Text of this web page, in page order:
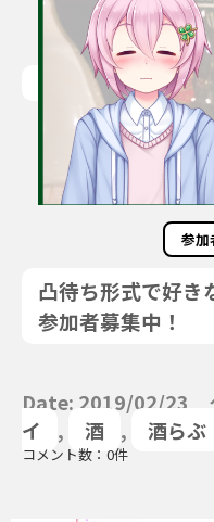
参加
凸待ち形式で好き
参加者募集中！
Date: 2019/02/23
イ
, 酒 , 酒らぶ
コメント数：0件